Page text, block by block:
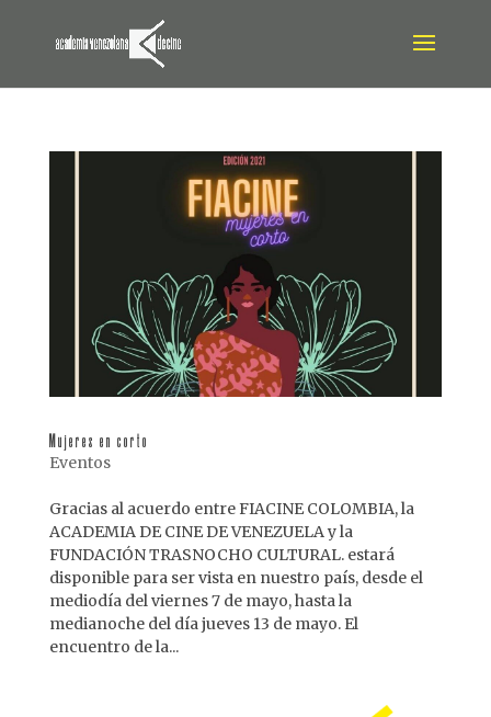
Mujeres en corto
Eventos
Gracias al acuerdo entre FIACINE COLOMBIA, la
ACADEMIA DE CINE DE VENEZUELA y la
FUNDACIÓN TRASNOCHO CULTURAL. estará
disponible para ser vista en nuestro país, desde el
mediodía del viernes 7 de mayo, hasta la
medianoche del día jueves 13 de mayo. El
encuentro de la...